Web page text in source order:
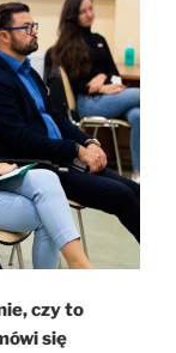
czy to
się